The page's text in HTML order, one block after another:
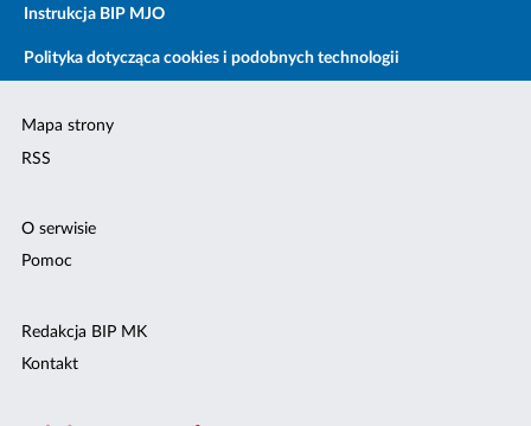
Instrukcja BIP MJO
Polityka dotycząca cookies i podobnych technologii
Mapa strony
RSS
O serwisie
Pomoc
Redakcja BIP MK
Kontakt